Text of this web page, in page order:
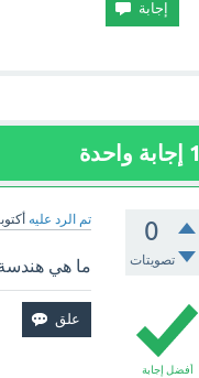
1 إجابة واحدة
0
تصويتات
تم الرد عليه أكتوبر 6،
أفضل إجابة
ما هي هندسة